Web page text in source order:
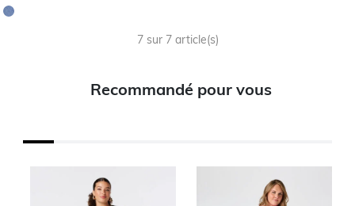
7 sur 7 article(s)
Recommandé pour vous